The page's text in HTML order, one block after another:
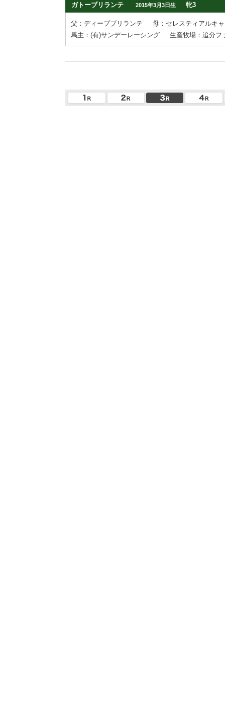
ガトーブリランテ
2015年3月3日生 牝3
父：ディープブリランテ
母：セレスティアルキ
馬主：(有)サンデーレーシング
生産牧場：追分フ